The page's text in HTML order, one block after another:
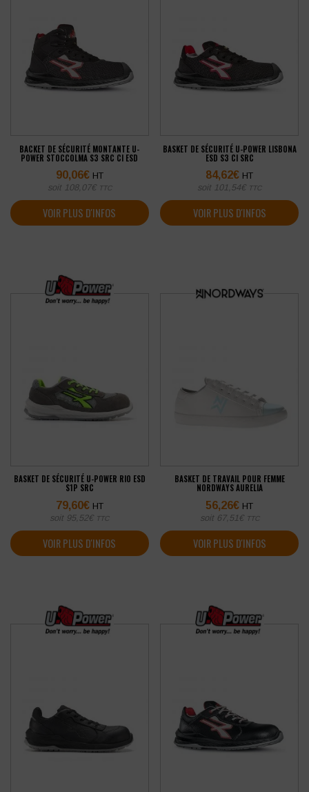
BACKET DE SÉCURITÉ MONTANTE U-
POWER STOCCOLMA S3 SRC CI ESD
90,06€ HT
soit 108,07€ TTC
VOIR PLUS D'INFOS
BASKET DE SÉCURITÉ U-POWER LISBONA
ESD S3 CI SRC
84,62€ HT
soit 101,54€ TTC
VOIR PLUS D'INFOS
BASKET DE SÉCURITÉ U-POWER RIO ESD
S1P SRC
79,60€ HT
soit 95,52€ TTC
VOIR PLUS D'INFOS
BASKET DE TRAVAIL POUR FEMME
NORDWAYS AURELIA
56,26€ HT
soit 67,51 € TTC
VOIR PLUS D'INFOS